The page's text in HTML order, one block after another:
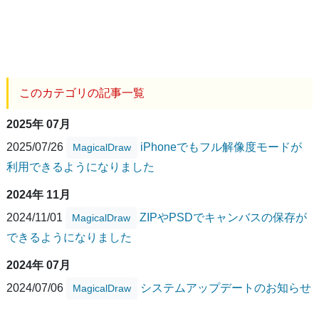
このカテゴリの記事一覧
2025年 07月
2025/07/26
MagicalDraw
iPhoneでもフル解像度モードが
利用できるようになりました
2024年 11月
2024/11/01
MagicalDraw
ZIPやPSDでキャンバスの保存が
できるようになりました
2024年 07月
2024/07/06
MagicalDraw システムアップデートのお知らせ